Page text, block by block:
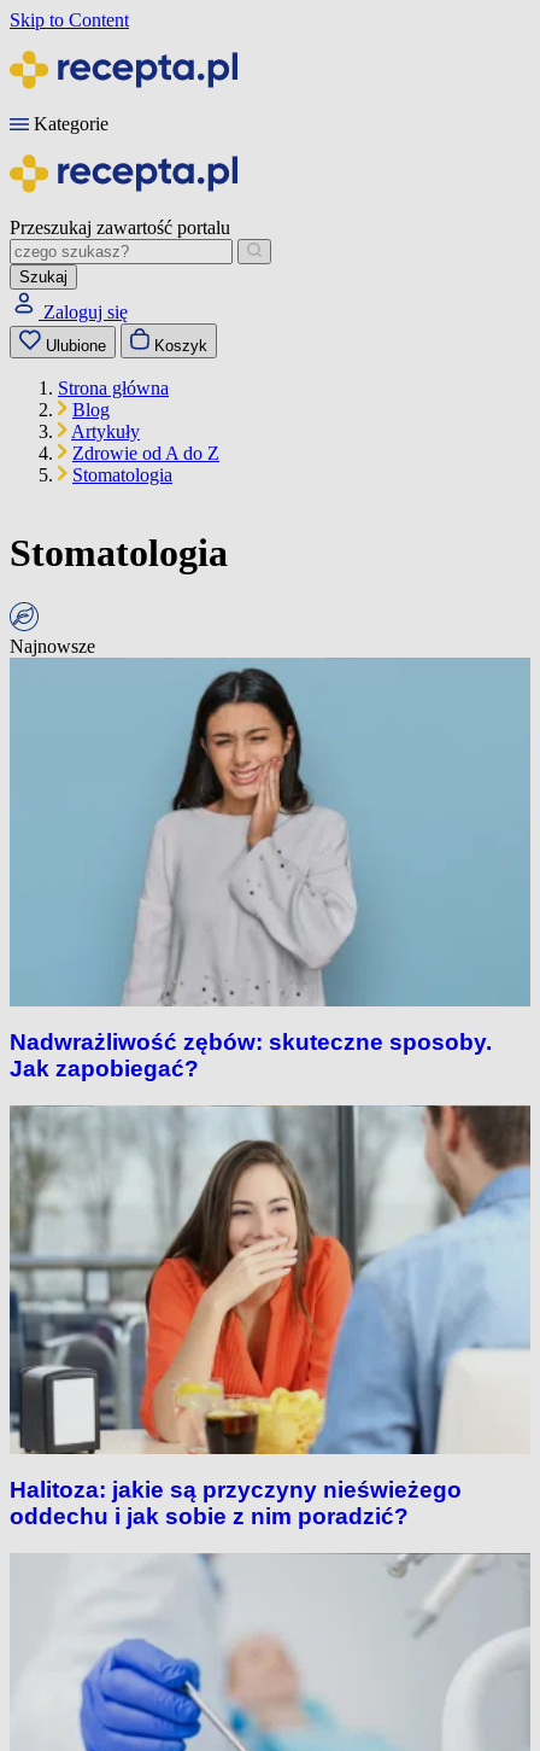
Skip to Content
Kategorie
Przeszukaj zawartość portalu
Szukaj
Zaloguj się
Ulubione Koszyk
Strona główna
Blog
Artykuły
Zdrowie od A do Z
Stomatologia
Stomatologia
Najnowsze
Nadwrażliwość zębów: skuteczne sposoby.
Jak zapobiegać?
Halitoza: jakie są przyczyny nieświeżego
oddechu i jak sobie z nim poradzić?